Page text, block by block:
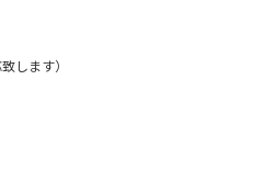
します）